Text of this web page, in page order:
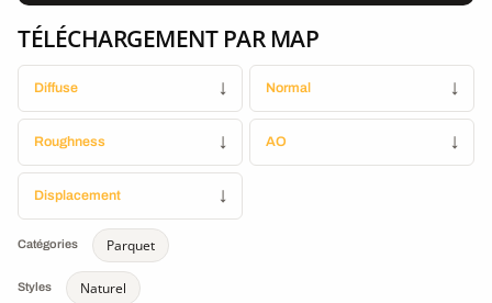
TÉLÉCHARGEMENT PAR MAP
Diffuse ↓ Normal ↓
Roughness ↓ AO ↓
Displacement ↓
Catégories Parquet
Styles Naturel